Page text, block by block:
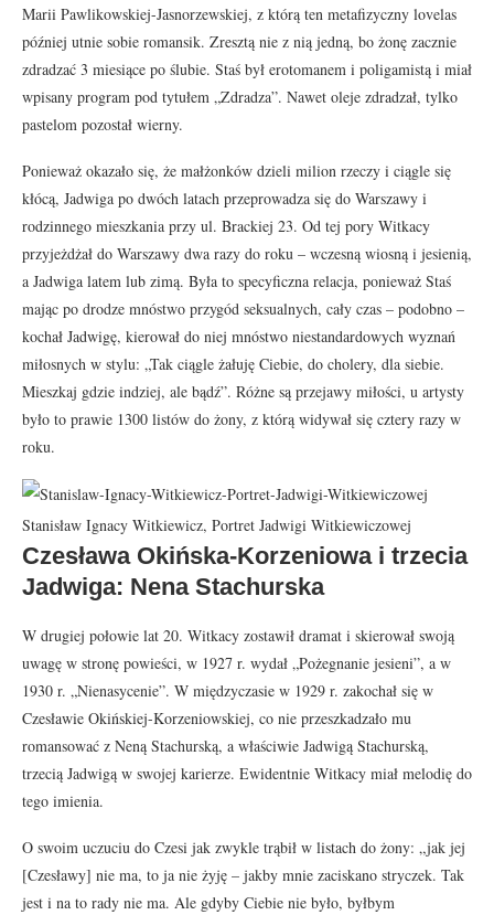
Marii Pawlikowskiej-Jasnorzewskiej, z którą ten metafizyczny lovelas
później utnie sobie romansik. Zresztą nie z nią jedną, bo żonę zacznie
zdradzać 3 miesiące po ślubie. Staś był erotomanem i poligamistą i miał
wpisany program pod tytułem „Zdradza”. Nawet oleje zdradzał, tylko
pastelom pozostał wierny.
Ponieważ okazało się, że małżonków dzieli milion rzeczy i ciągle się
kłócą, Jadwiga po dwóch latach przeprowadza się do Warszawy i
rodzinnego mieszkania przy ul. Brackiej 23. Od tej pory Witkacy
przyjeżdżał do Warszawy dwa razy do roku – wczesną wiosną i jesienią,
a Jadwiga latem lub zimą. Była to specyficzna relacja, ponieważ Staś
mając po drodze mnóstwo przygód seksualnych, cały czas – podobno –
kochał Jadwigę, kierował do niej mnóstwo niestandardowych wyznań
miłosnych w stylu: „Tak ciągle żałuję Ciebie, do cholery, dla siebie.
Mieszkaj gdzie indziej, ale bądź”. Różne są przejawy miłości, u artysty
było to prawie 1300 listów do żony, z którą widywał się cztery razy w
roku.
Stanisław Ignacy Witkiewicz, Portret Jadwigi Witkiewiczowej
Czesława Okińska-Korzeniowa i trzecia
Jadwiga: Nena Stachurska
W drugiej połowie lat 20. Witkacy zostawił dramat i skierował swoją
uwagę w stronę powieści, w 1927 r. wydał „Pożegnanie jesieni”, a w
1930 r. „Nienasycenie”. W międzyczasie w 1929 r. zakochał się w
Czesławie Okińskiej-Korzeniowskiej, co nie przeszkadzało mu
romansować z Neną Stachurską, a właściwie Jadwigą Stachurską,
trzecią Jadwigą w swojej karierze. Ewidentnie Witkacy miał melodię do
tego imienia.
O swoim uczuciu do Czesi jak zwykle trąbił w listach do żony: „jak jej
[Czesławy] nie ma, to ja nie żyję – jakby mnie zaciskano stryczek. Tak
jest i na to rady nie ma. Ale gdyby Ciebie nie było, byłbym